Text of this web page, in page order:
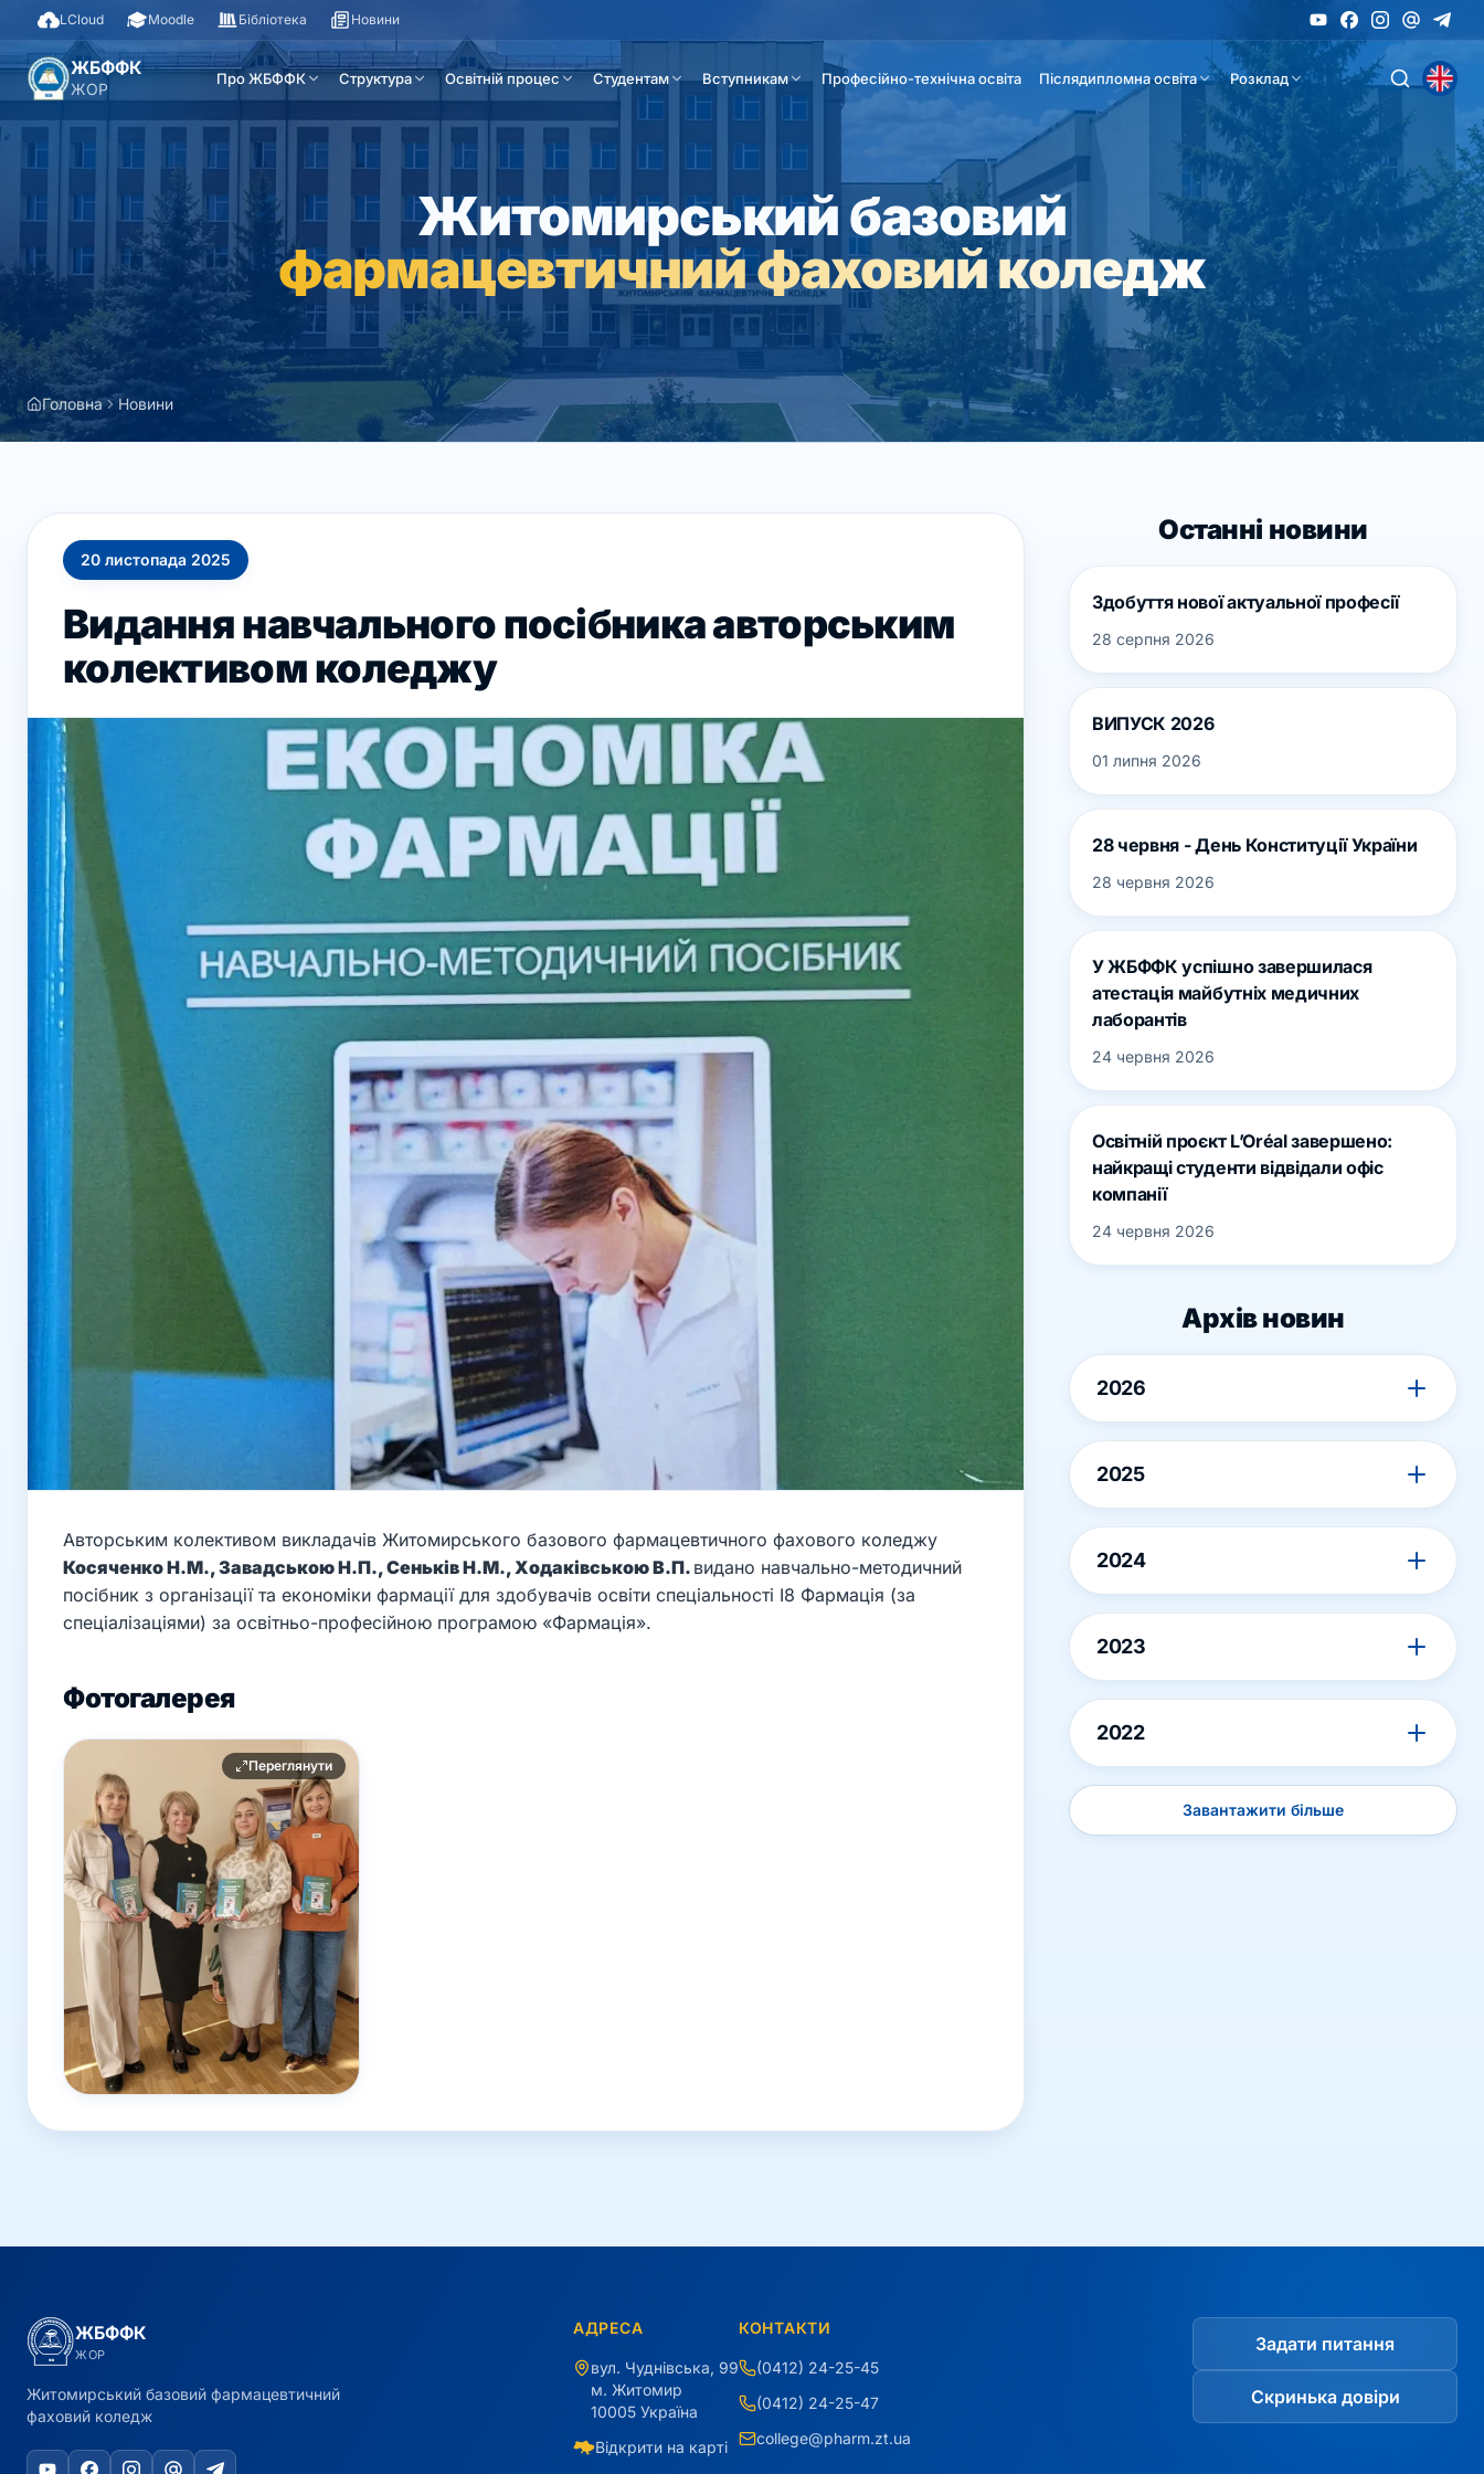
LCloud Moodle Бібліотека Новини
ЖБФФК
ЖОР
Про ЖБФФК Структура Освітній процес Студентам Вступникам Професійно-технічна освіта Післядипломна освіта Розклад
Житомирський базовий
фармацевтичний фаховий коледж
Головна Новини
20 листопада 2025
Видання навчального посібника авторським
колективом коледжу
Авторським колективом викладачів Житомирського базового фармацевтичного фахового коледжу
Косяченко Н.М., Завадською Н.П., Сеньків Н.М., Ходаківською В.П. видано навчально-методичний
посібник з організації та економіки фармації для здобувачів освіти спеціальності І8 Фармація (за
спеціалізаціями) за освітньо-професійною програмою «Фармація».
Фотогалерея
Переглянути
Останні новини
Здобуття нової актуальної професії
28 серпня 2026
ВИПУСК 2026
01 липня 2026
28 червня - День Конституції України
28 червня 2026
У ЖБФФК успішно завершилася
атестація майбутніх медичних
лаборантів
24 червня 2026
Освітній проєкт L’Oréal завершено:
найкращі студенти відвідали офіс
компанії
24 червня 2026
Архів новин
2026
2025
2024
2023
2022
Завантажити більше
ЖБФФК
ЖОР
Житомирський базовий фармацевтичний
фаховий коледж
АДРЕСА
вул. Чуднівська, 99
м. Житомир
10005 Україна
Відкрити на карті
КОНТАКТИ
(0412) 24-25-45
(0412) 24-25-47
college@pharm.zt.ua
Задати питання
Скринька довіри